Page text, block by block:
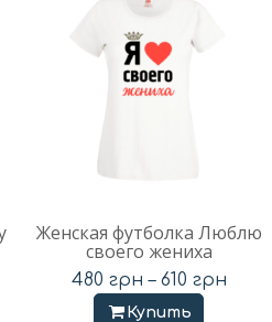
Женская футболка Люблю
своего жениха
480 грн – 610 грн
Купить